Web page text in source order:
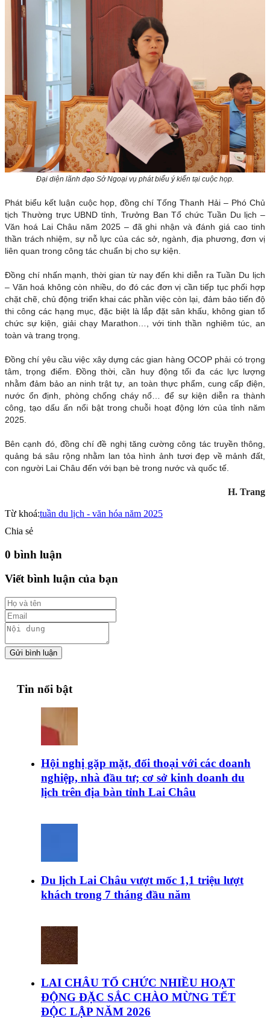
Đại diện lãnh đạo Sở Ngoại vụ phát biểu ý kiến tại cuộc họp.
Phát biểu kết luận cuộc họp, đồng chí Tống Thanh Hải – Phó Chủ
tịch Thường trực UBND tỉnh, Trưởng Ban Tổ chức Tuần Du lịch –
Văn hoá Lai Châu năm 2025 – đã ghi nhận và đánh giá cao tinh
thần trách nhiệm, sự nỗ lực của các sở, ngành, địa phương, đơn vị
liên quan trong công tác chuẩn bị cho sự kiện.
Đồng chí nhấn mạnh, thời gian từ nay đến khi diễn ra Tuần Du lịch
– Văn hoá không còn nhiều, do đó các đơn vị cần tiếp tục phối hợp
chặt chẽ, chủ động triển khai các phần việc còn lại, đảm bảo tiến độ
thi công các hạng mục, đặc biệt là lắp đặt sân khấu, không gian tổ
chức sự kiện, giải chạy Marathon…, với tinh thần nghiêm túc, an
toàn và trang trọng.
Đồng chí yêu cầu việc xây dựng các gian hàng OCOP phải có trọng
tâm, trọng điểm. Đồng thời, cần huy động tối đa các lực lượng
nhằm đảm bảo an ninh trật tự, an toàn thực phẩm, cung cấp điện,
nước ổn định, phòng chống cháy nổ… để sự kiện diễn ra thành
công, tạo dấu ấn nổi bật trong chuỗi hoạt động lớn của tỉnh năm
2025.
Bên cạnh đó, đồng chí đề nghị tăng cường công tác truyền thông,
quảng bá sâu rộng nhằm lan tỏa hình ảnh tươi đẹp về mảnh đất,
con người Lai Châu đến với bạn bè trong nước và quốc tế.
H. Trang
Từ khoá:tuần du lịch - văn hóa năm 2025
Chia sẻ
0 bình luận
Viết bình luận của bạn
Gửi bình luận
Tin nổi bật
Hội nghị gặp mặt, đối thoại với các doanh
nghiệp, nhà đầu tư; cơ sở kinh doanh du
lịch trên địa bàn tỉnh Lai Châu
Du lịch Lai Châu vượt mốc 1,1 triệu lượt
khách trong 7 tháng đầu năm
LAI CHÂU TỔ CHỨC NHIỀU HOẠT
ĐỘNG ĐẶC SẮC CHÀO MỪNG TẾT
ĐỘC LẬP NĂM 2026